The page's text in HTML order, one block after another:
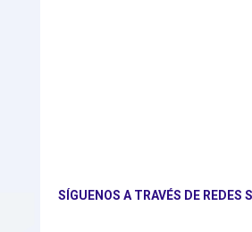
SÍGUENOS A TRAVÉS DE REDES